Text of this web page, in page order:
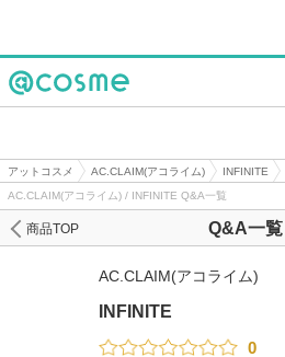
アットコスメ AC.CLAIM(アコライム) INFINITE
AC.CLAIM(アコライム) / INFINITE Q&A一覧
Q&A一覧
商品TOP
AC.CLAIM(アコライム)
INFINITE
0